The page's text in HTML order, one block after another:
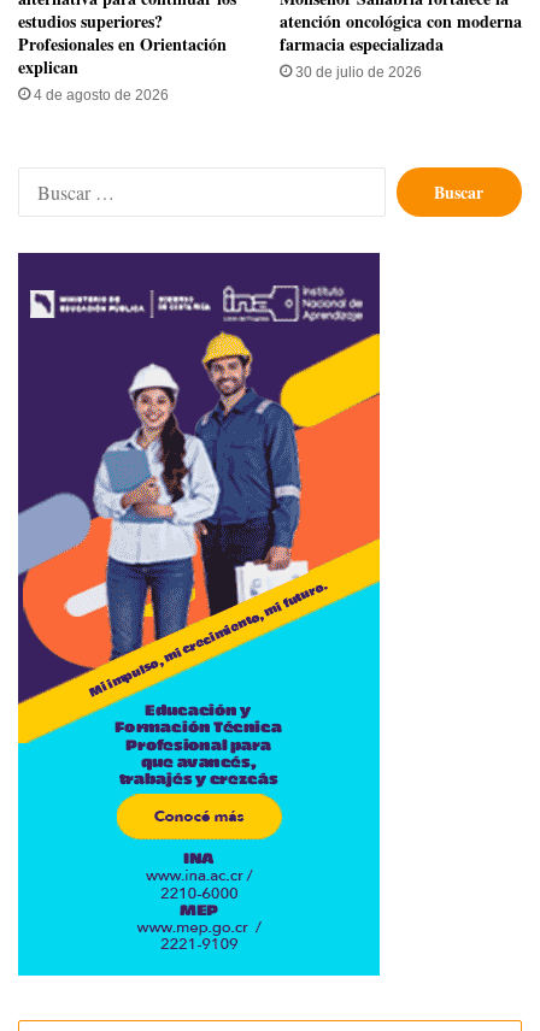
estudios superiores?
Profesionales en Orientación
explican
4 de agosto de 2026
atención oncológica con moderna
farmacia especializada
30 de julio de 2026
Buscar: